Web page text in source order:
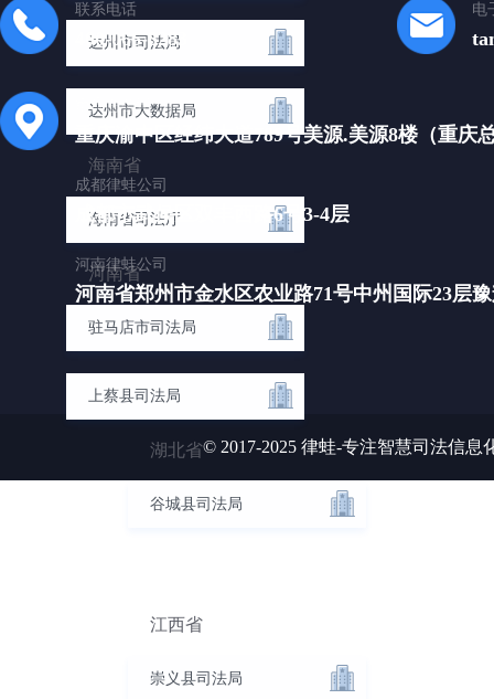
达州市司法局
达州市大数据局
海南省
海南省司法厅
河南省
驻马店市司法局
上蔡县司法局
湖北省
谷城县司法局
江西省
崇义县司法局
联系电话
400-066-8283
电
重庆总公司
重庆渝中区经纬大道789号美源.美源8楼（重庆
成都律蛙公司
成都市武侯区双丰西路6号3-4层
河南律蛙公司
河南省郑州市金水区农业路71号中州国际23层
© 2017-2025 律蛙-专注智慧司法信息